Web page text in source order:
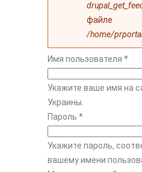
файле
/home/
Имя пользователя *
Укажите ваше имя на
Украины.
Пароль *
Укажите пароль,
вашему имени